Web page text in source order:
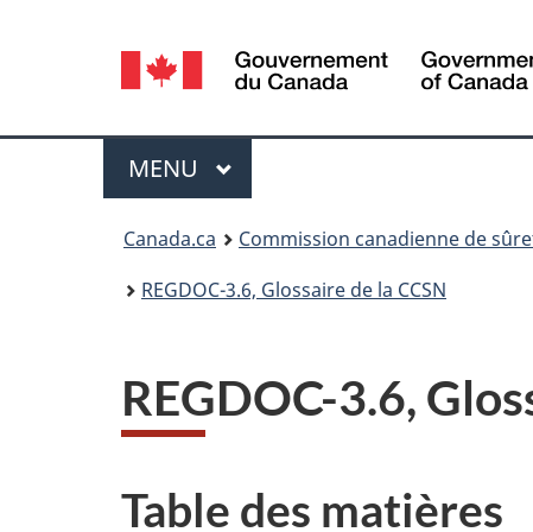
Sélection
de
la
langue
Menu
MENU PRINCIPAL
Canada.ca Commission canadienne de
REGDOC-3.6, Glossaire de la CCSN
REGDOC-3.6,
Table des matières